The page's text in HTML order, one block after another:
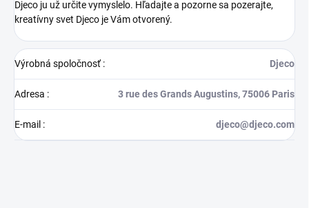
Djeco ju už určite vymyslelo. Hľadajte a pozorne sa pozerajte,
kreatívny svet Djeco je Vám otvorený.
Výrobná spoločnosť: Djeco
Adresa : 3 rue des Grands Augustins, 75006 Paris
E-mail : djeco@djeco.com